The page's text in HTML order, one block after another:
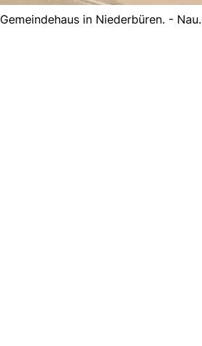
Gemeindehaus in Niederbüren. -